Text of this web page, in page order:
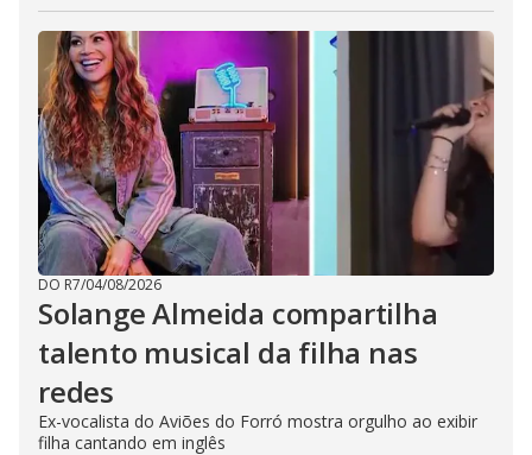
DO R7/04/08/2026
Solange Almeida compartilha
talento musical da filha nas
redes
Ex-vocalista do Aviões do Forró mostra orgulho ao exibir
filha cantando em inglês